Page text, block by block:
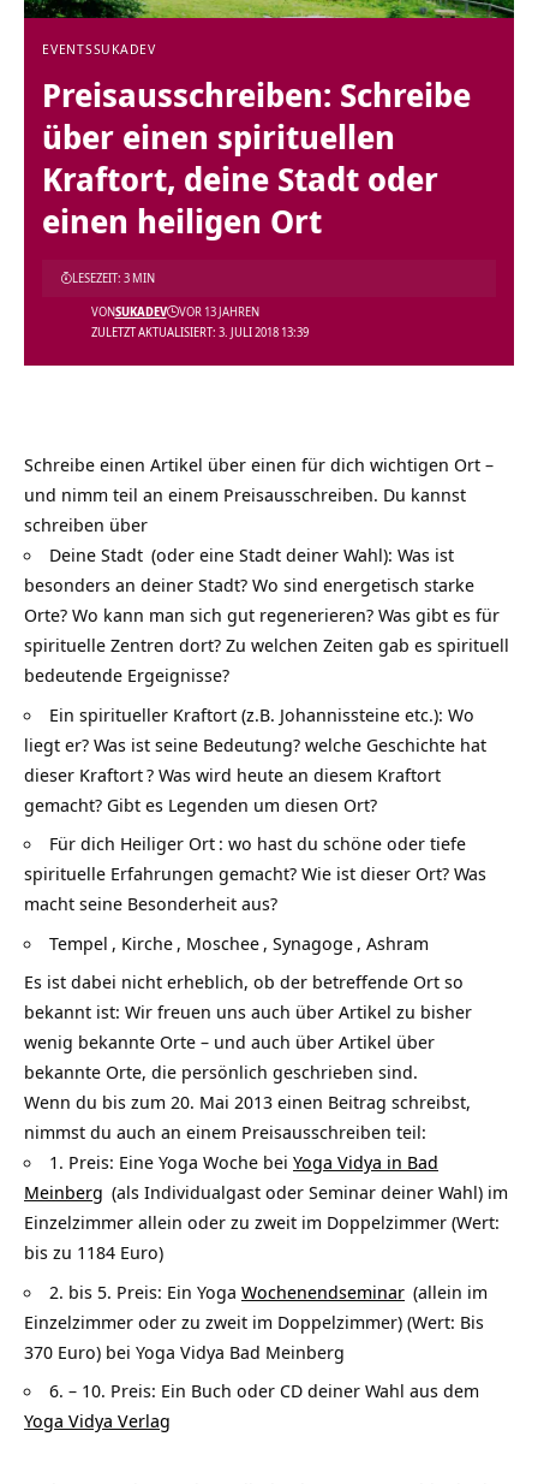
EVENTSSUKADEV
Preisausschreiben: Schreibe
über einen spirituellen
Kraftort, deine Stadt oder
einen heiligen Ort
ZULETZT AKTUALISIERT: 3. JULI 2018 13:39
VONSUKADEV VOR 13 JAHREN
LESEZEIT: 3 MIN
Schreibe einen Artikel über einen für dich wichtigen Ort –
und nimm teil an einem Preisausschreiben. Du kannst
schreiben über
Deine Stadt (oder eine Stadt deiner Wahl): Was ist
besonders an deiner Stadt? Wo sind energetisch starke
Orte? Wo kann man sich gut regenerieren? Was gibt es für
spirituelle Zentren dort? Zu welchen Zeiten gab es spirituell
bedeutende Ergeignisse?
Ein spiritueller Kraftort (z.B. Johannissteine etc.): Wo
liegt er? Was ist seine Bedeutung? welche Geschichte hat
dieser Kraftort? Was wird heute an diesem Kraftort
gemacht? Gibt es Legenden um diesen Ort?
Für dich Heiliger Ort : wo hast du schöne oder tiefe
spirituelle Erfahrungen gemacht? Wie ist dieser Ort? Was
macht seine Besonderheit aus?
Tempel , Kirche , Moschee , Synagoge , Ashram
Es ist dabei nicht erheblich, ob der betreffende Ort so
bekannt ist: Wir freuen uns auch über Artikel zu bisher
wenig bekannte Orte – und auch über Artikel über
bekannte Orte, die persönlich geschrieben sind.
Wenn du bis zum 20. Mai 2013 einen Beitrag schreibst,
nimmst du auch an einem Preisausschreiben teil:
1. Preis: Eine Yoga Woche bei Yoga Vidya in Bad
Meinberg (als Individualgast oder Seminar deiner Wahl) im
Einzelzimmer allein oder zu zweit im Doppelzimmer (Wert:
bis zu 1184 Euro)
2. bis 5. Preis: Ein Yoga Wochenendseminar (allein im
Einzelzimmer oder zu zweit im Doppelzimmer) (Wert: Bis
370 Euro) bei Yoga Vidya Bad Meinberg
6. – 10. Preis: Ein Buch oder CD deiner Wahl aus dem
Yoga Vidya Verlag